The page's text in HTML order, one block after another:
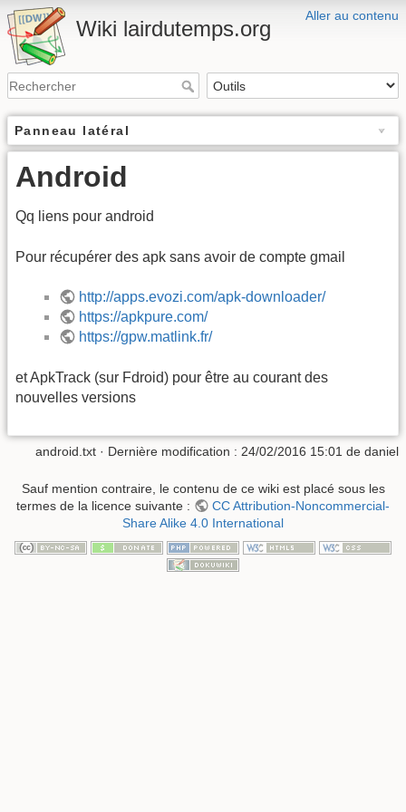
Aller au contenu
Wiki lairdutemps.org
Panneau latéral
Android
Qq liens pour android
Pour récupérer des apk sans avoir de compte gmail
http://apps.evozi.com/apk-downloader/
https://apkpure.com/
https://gpw.matlink.fr/
et ApkTrack (sur Fdroid) pour être au courant des
nouvelles versions
android.txt · Dernière modification : 24/02/2016 15:01 de daniel
Sauf mention contraire, le contenu de ce wiki est placé sous les
termes de la licence suivante :
CC Attribution-Noncommercial-
Share Alike 4.0 International